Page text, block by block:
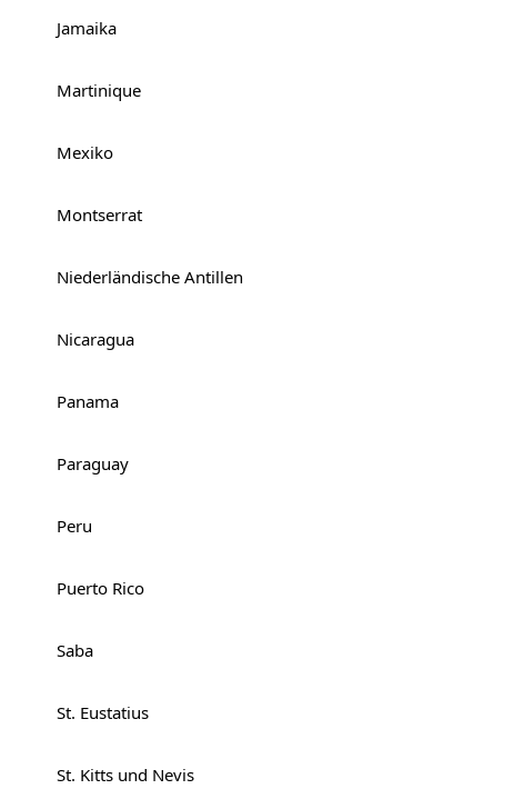
Jamaika
Martinique
Mexiko
Montserrat
Niederländische Antillen
Nicaragua
Panama
Paraguay
Peru
Puerto Rico
Saba
St. Eustatius
St. Kitts und Nevis